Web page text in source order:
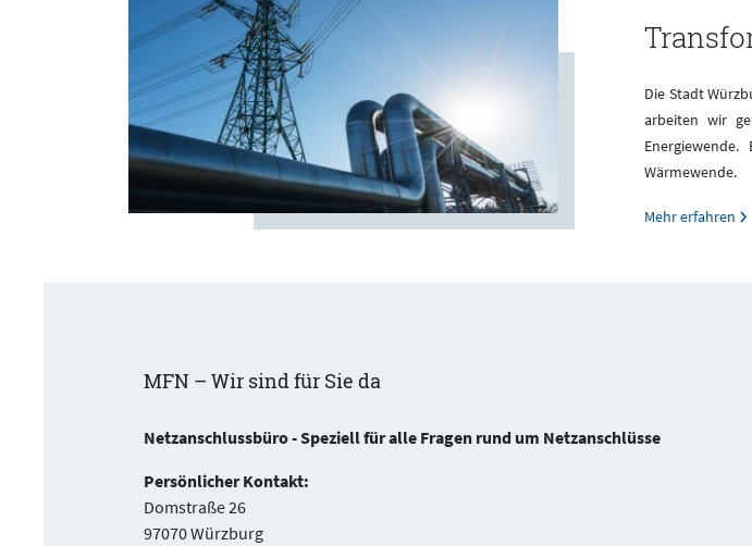
Die Stadt
arbeiten wir
Wärmewende.
Mehr erfahren
MFN – Wir sind für Sie da
Netzanschlussbüro - Speziell für alle Fragen rund um Netzanschlüsse
Persönlicher Kontakt:
Domstraße 26
97070 Würzburg